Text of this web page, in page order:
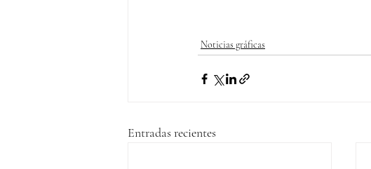
Noticias gráficas
Entradas recientes